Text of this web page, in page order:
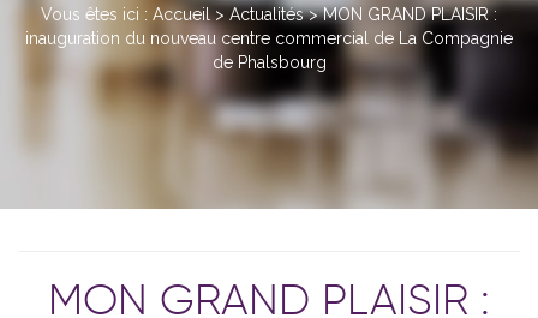
Vous êtes ici : Accueil > Actualités>MON GRAND PLAISIR :
inauguration du nouveau centre commercial de La Compagnie
de Phalsbourg
MON GRAND PLAISIR :